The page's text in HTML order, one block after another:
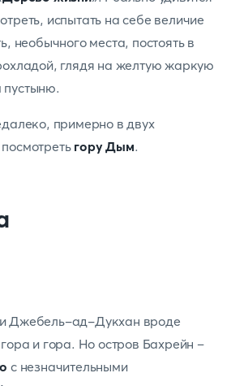
испытать на себе величие
необычного места, постоять в
глядя на желтую жаркую
примерно в двух
гору Дым.
Джебель-ад-Дукхан вроде
и гора. Но остров Бахрейн –
с незначительными